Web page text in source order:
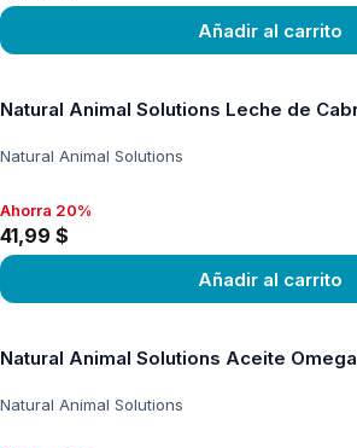
Añadir al carrito
Natural Animal Solutions Leche de
Natural Animal Solutions
Ahorra 20%, 41,99 $
Ahorra 20%
41,99 $
Añadir al carrito
Natural Animal Solutions Aceite
Natural Animal Solutions